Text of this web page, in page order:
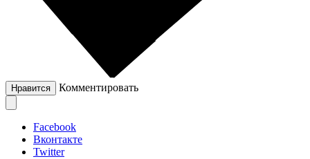
Нравится Комментировать
Facebook
Вконтакте
Twitter